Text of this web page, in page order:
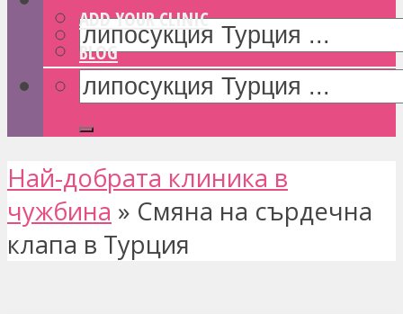
ADD YOUR CLINIC
BLOG
Най-добрата клиника в
чужбина » Смяна на сърдечна
клапа в Турция